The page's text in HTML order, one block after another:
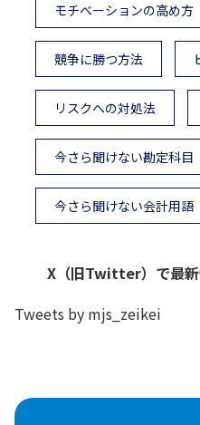
モチベーションの高め方
競争に勝つ方法
リスクへの対処法
今さら聞けない勘定科目
今さら聞けない会計用語
X（旧Twitter）で最新
Tweets by mjs_zeikei